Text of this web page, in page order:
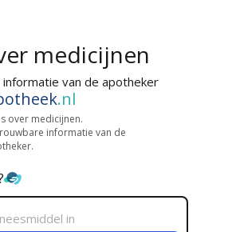
medicijnen
van de apotheker
.nl
over medicijnen.
informatie van de